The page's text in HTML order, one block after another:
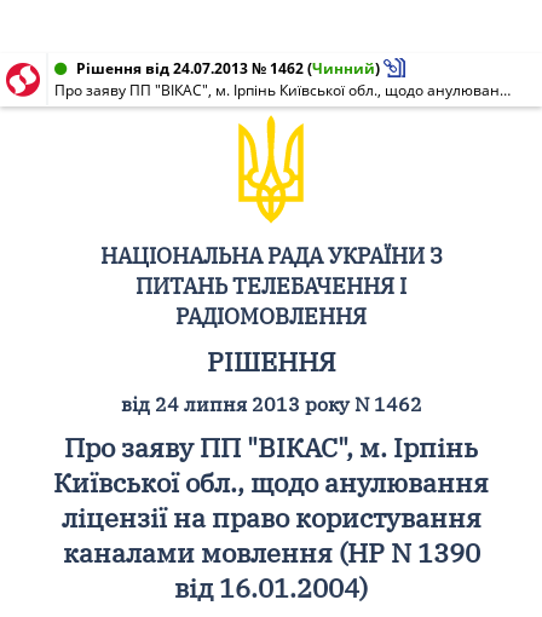
Рішення від 24.07.2013 № 1462(Чинний)
Про заяву ПП "ВІКАС", м. Ірпінь Київської обл., щодо анулювання ліцензії на право користування каналами мовлення (НР N 1390 від 16.01.2004)
НАЦІОНАЛЬНА РАДА УКРАЇНИ З
ПИТАНЬ ТЕЛЕБАЧЕННЯ І
РАДІОМОВЛЕННЯ
РІШЕННЯ
від 24 липня 2013 року N 1462
Про заяву ПП "ВІКАС", м. Ірпінь
Київської обл., щодо анулювання
ліцензії на право користування
каналами мовлення (НР N 1390
від 16.01.2004)